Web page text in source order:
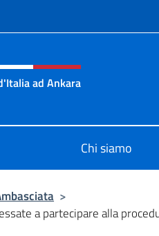
e
ad Ankara
Chi siamo
>
a partecipare alla